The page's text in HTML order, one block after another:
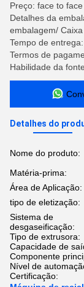
Preço: face to
Detalhes da
embalagem/
Tempo de
Termos de
Habilidade da
Detalhes do
Nome do produto:
Matéria-prima:
Área de Aplicação:
tipo de eletização:
Sistema de
desgaseificação:
Tipo de extrusora:
Capacidade de
Componente
Nível de
Certificação: